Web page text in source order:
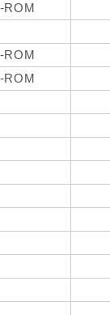
ROM
ROM
ROM